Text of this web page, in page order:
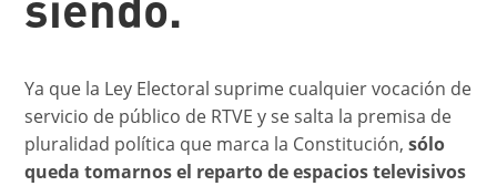
siendo.
Ya que la Ley Electoral suprime cualquier vocación de
servicio de público de RTVE y se salta la premisa de
pluralidad política que marca la Constitución,sólo
queda tomarnos el reparto de espacios televisivos